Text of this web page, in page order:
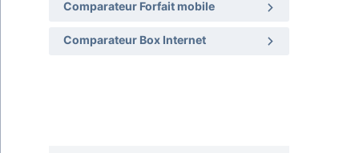
Comparateur Forfait mobile
Comparateur Box Internet